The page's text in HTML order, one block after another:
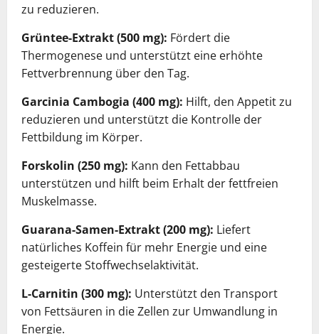
zu reduzieren.
Grüntee-Extrakt (500 mg): Fördert die
Thermogenese und unterstützt eine erhöhte
Fettverbrennung über den Tag.
Garcinia Cambogia (400 mg): Hilft, den Appetit zu
reduzieren und unterstützt die Kontrolle der
Fettbildung im Körper.
Forskolin (250 mg): Kann den Fettabbau
unterstützen und hilft beim Erhalt der fettfreien
Muskelmasse.
Guarana-Samen-Extrakt (200 mg): Liefert
natürliches Koffein für mehr Energie und eine
gesteigerte Stoffwechselaktivität.
L-Carnitin (300 mg): Unterstützt den Transport
von Fettsäuren in die Zellen zur Umwandlung in
Energie.